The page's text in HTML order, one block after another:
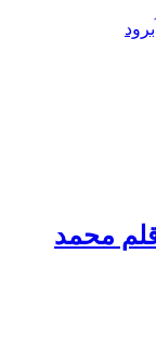
محمد